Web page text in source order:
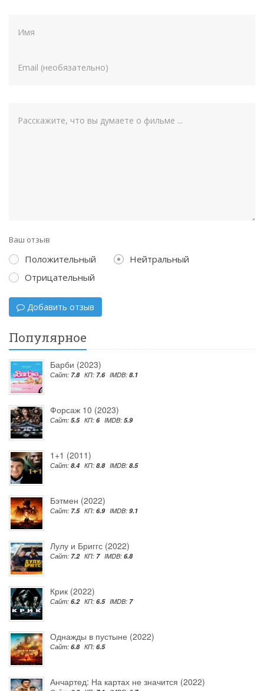
Ваш отзыв
Положительный
Нейтральный
Отрицательный
Добавить отзыв
Популярное
Барби (2023)
Сайт: 7.8 КП: 7.6 IMDB: 8.1
Форсаж 10 (2023)
Сайт: 5.5 КП: 6 IMDB: 5.9
1+1 (2011)
Сайт: 8.4 КП: 8.8 IMDB: 8.5
Бэтмен (2022)
Сайт: 7.5 КП: 6.9 IMDB: 9.1
Лулу и Бриггс (2022)
Сайт: 7.2 КП: 7 IMDB: 6.8
Крик (2022)
Сайт: 6.2 КП: 6.5 IMDB: 7
Однажды в пустыне (2022)
Сайт: 6.8 КП: 6.5
Анчартед: На картах не значится (2022)